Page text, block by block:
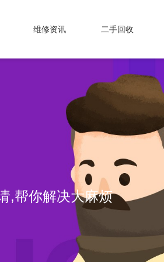
维修资讯 二手回收
，我们值得信赖！